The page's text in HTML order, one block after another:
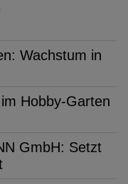
Wachstum in
Hobby-Garten
GmbH: Setzt